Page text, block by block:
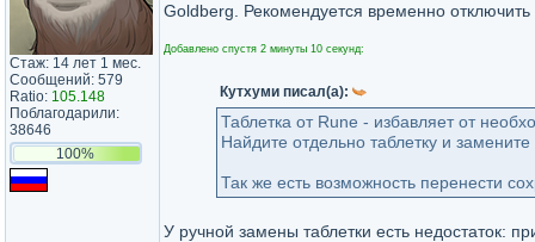
Стаж: 14 лет 1 мес.
Сообщений: 579
Ratio: 105.148
Поблагодарили:
38646
100%
Goldberg. Рекомендуется временно
Добавлено спустя 2 минуты 10 секунд:
Кутхуми писал(а):
Таблетка от Rune - избавляет от
Найдите отдельно таблетку и
Так же есть возможность перенести
У ручной замены таблетки есть недостаток: